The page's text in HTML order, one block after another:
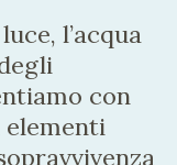
l’acqua
con
elementi